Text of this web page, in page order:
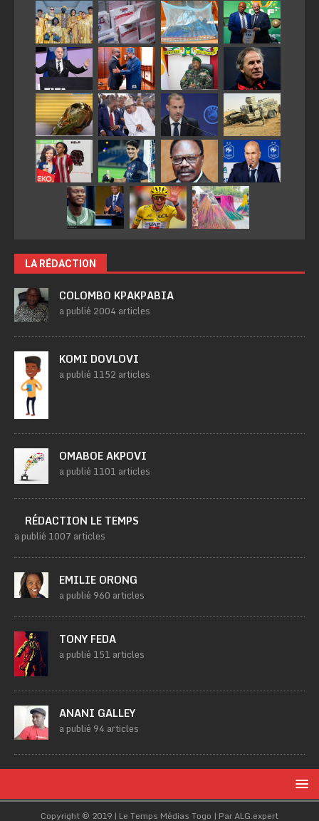
LA RÉDACTION
COLOMBO KPAKPABIA
a publié 2004 articles
KOMI DOVLOVI
a publié 1152 articles
OMABOE AKPOVI
a publié 1101 articles
RÉDACTION LE TEMPS
a publié 1007 articles
EMILIE ORONG
a publié 960 articles
TONY FEDA
a publié 151 articles
ANANI GALLEY
a publié 94 articles
Copyright © 2019 | Le Temps Médias Togo | Par ALG.expert